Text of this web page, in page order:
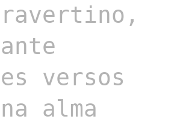
versos
alma